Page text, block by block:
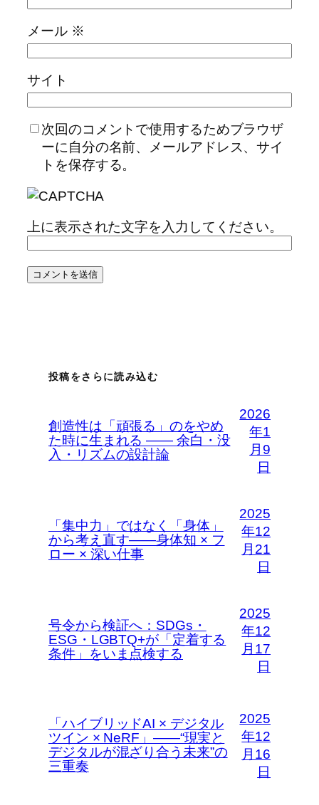
メール ※
サイト
次回のコメントで使用するためブラウザ
ーに自分の名前、メールアドレス、サイ
トを保存する。
上に表示された文字を入力してください。
投稿をさらに読み込む
創造性は「頑張る」のをやめ
た時に生まれる —— 余白・没
入・リズムの設計論
2026
年1
月9
日
「集中力」ではなく「身体」
から考え直す――身体知 × フ
ロー × 深い仕事
2025
年12
月21
日
号令から検証へ：SDGs・
ESG・LGBTQ+が「定着する
条件」をいま点検する
2025
年12
月17
日
「ハイブリッドAI × デジタル
ツイン × NeRF」――“現実と
デジタルが混ざり合う未来”の
三重奏
2025
年12
月16
日